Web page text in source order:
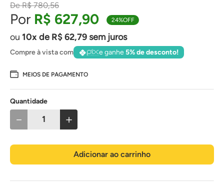
R$ 780,56
R$ 627,90 24%OFF
10 de R$62,79sem juros
Compre à vista com e ganhe5% de desconto!
MEIOS DE PAGAMENTO
Quantidade
＋
－
Adicionar ao carrinho